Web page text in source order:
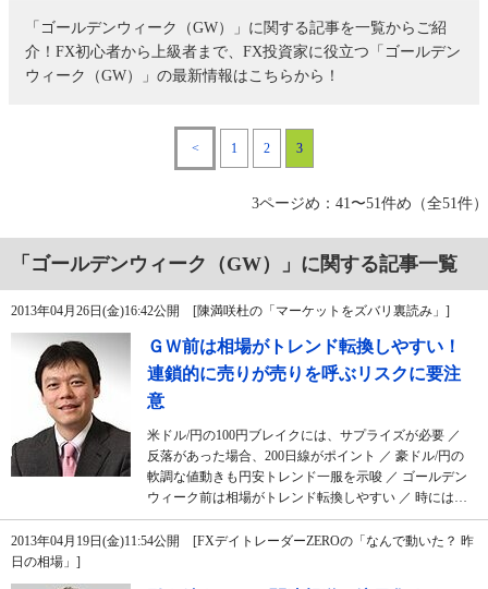
「ゴールデンウィーク（GW）」に関する記事を一覧からご紹
介！FX初心者から上級者まで、FX投資家に役立つ「ゴールデン
ウィーク（GW）」の最新情報はこちらから！
< 1 2 3
3ページめ：41〜51件め（全51件）
「ゴールデンウィーク（GW）」に関する記事一覧
2013年04月26日(金)16:42公開 [陳満咲杜の「マーケットをズバリ裏読み」]
ＧＷ前は相場がトレンド転換しやすい！
連鎖的に売りが売りを呼ぶリスクに要注
意
米ドル/円の100円ブレイクには、サプライズが必要 ／
反落があった場合、200日線がポイント ／ 豪ドル/円の
軟調な値動きも円安トレンド一服を示唆 ／ ゴールデン
ウィーク前は相場がトレンド転換しやすい ／ 時には…
2013年04月19日(金)11:54公開 [FXデイトレーダーZEROの「なんで動いた？ 昨
日の相場」]